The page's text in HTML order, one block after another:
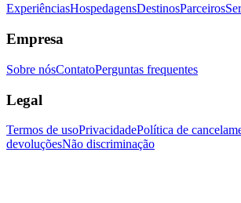
ExperiênciasHospedagensDestinosParceiros
Empresa
Sobre nósContatoPerguntas frequentes
Legal
Termos de usoPrivacidadePolítica de
devoluçõesNão discriminação